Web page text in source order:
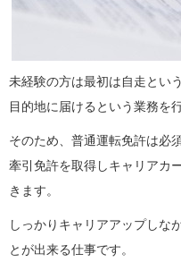
未経験の方は最初は自走とい
目的地に届けるという業務を
そのため、普通運転免許は必
牽引免許を取得しキャリアカ
きます。
しっかりキャリアアップしな
とが出来る仕事です。